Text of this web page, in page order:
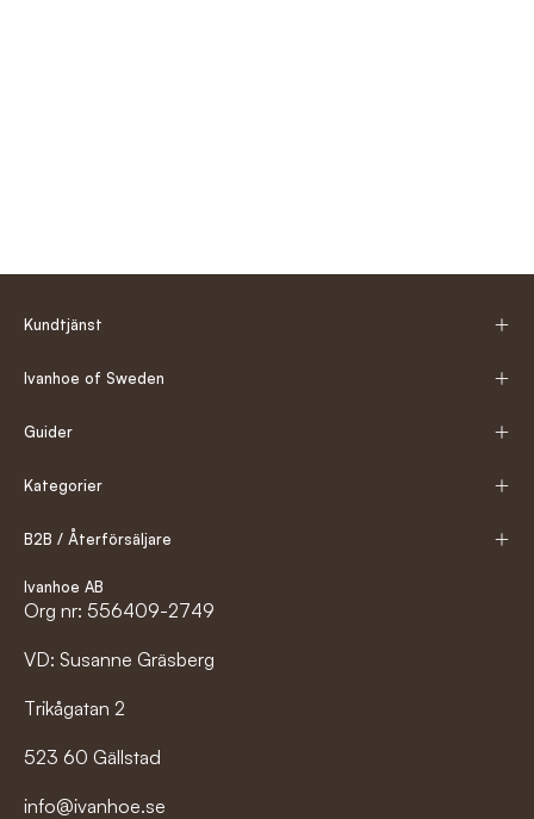
Kundtjänst
Ivanhoe of Sweden
Guider
Kategorier
B2B / Återförsäljare
Ivanhoe AB
Org nr: 556409-2749
VD: Susanne Gräsberg
Trikågatan 2
523 60 Gällstad
info@ivanhoe.se